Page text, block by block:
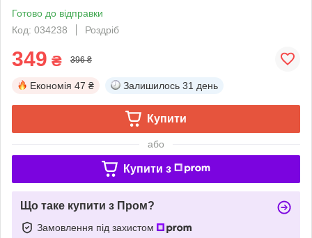
Готово до відправки
Код: 034238
Роздріб
349 ₴ 396 ₴
Економія 47 ₴ Залишилось 31 день
Купити
або
Купити з
Що таке купити з Пром?
Замовлення під захистом